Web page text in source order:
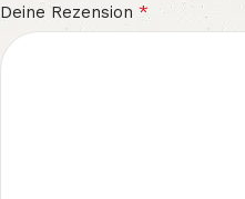
Deine Rezension *